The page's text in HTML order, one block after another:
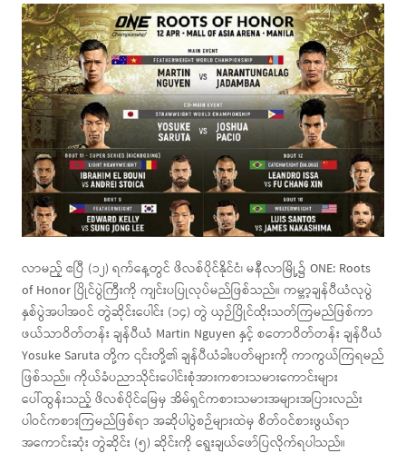
လာမည့် ဧပြီ (၁၂) ရက်နေ့တွင် ဖိလစ်ပိုင်နိုင်ငံ၊ မနီလာမြို့၌ ONE: Roots
of Honor ပြိုင်ပွဲကြီးကို ကျင်းပပြုလုပ်မည်ဖြစ်သည်။ ကမ္ဘာ့ချန်ပီယံလုပွဲ
နှစ်ပွဲအပါအဝင် တွဲဆိုင်းပေါင်း (၁၄) တွဲ ယှဉ်ပြိုင်ထိုးသတ်ကြမည်ဖြစ်ကာ
ဖယ်သာဝိတ်တန်း ချန်ပီယံ Martin Nguyen နှင့် စတောဝိတ်တန်း ချန်ပီယံ
Yosuke Saruta တို့က ၎င်းတို့၏ ချန်ပီယံခါးပတ်များကို ကာကွယ်ကြရမည်
ဖြစ်သည်။ ကိုယ်ခံပညာသိုင်းပေါင်းစုံအားကစားသမားကောင်းများ
ပေါ်ထွန်းသည့် ဖိလစ်ပိုင်မြေမှ အိမ်ရှင်ကစားသမားအများအပြားလည်း
ပါဝင်ကစားကြမည်ဖြစ်ရာ အဆိုပါပွဲစဉ်များထဲမှ စိတ်ဝင်စားဖွယ်ရာ
အကောင်းဆုံး တွဲဆိုင်း (၅) ဆိုင်းကို ရွေးချယ်ဖော်ပြလိုက်ရပါသည်။